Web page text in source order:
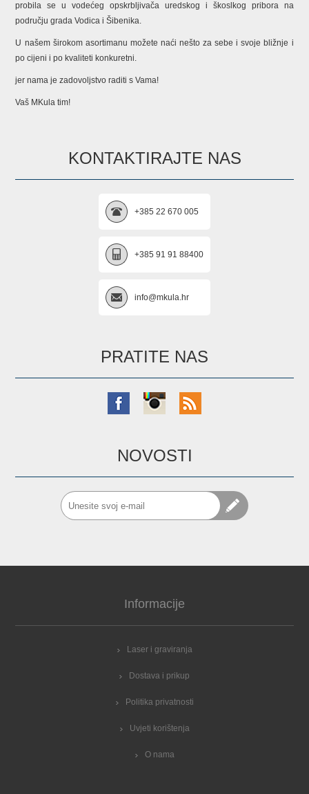
probila se u vodećeg opskrbljivača uredskog i škoslkog pribora na
području grada Vodica i Šibenika.
U našem širokom asortimanu možete naći nešto za sebe i svoje bližnje i
po cijeni i po kvaliteti konkuretni.
jer nama je zadovoljstvo raditi s Vama!
Vaš MKula tim!
KONTAKTIRAJTE NAS
+385 22 670 005
+385 91 91 88400
info@mkula.hr
PRATITE NAS
NOVOSTI
Informacije
Laser i graviranja
Dostava i prikup
Politika privatnosti
Uvjeti korištenja
O nama